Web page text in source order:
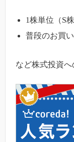
1株単位（S
普段のお買
など株式投資へ